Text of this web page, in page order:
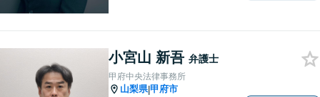
護士には、守秘義務がありま
すので、ご安心してご相談を
いただければと思います。
小宮山 新吾 弁護士
甲府中央法律事務所
山梨県|甲府市